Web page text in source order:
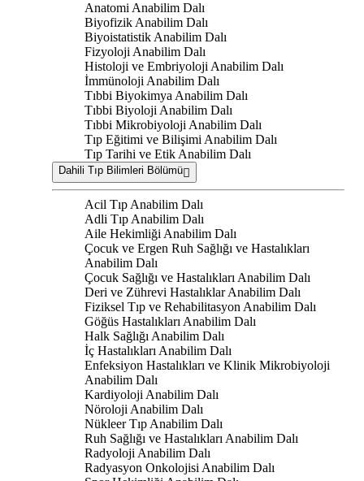
Anatomi Anabilim Dalı
Biyofizik Anabilim Dalı
Biyoistatistik Anabilim Dalı
Fizyoloji Anabilim Dalı
Histoloji ve Embriyoloji Anabilim Dalı
İmmünoloji Anabilim Dalı
Tıbbi Biyokimya Anabilim Dalı
Tıbbi Biyoloji Anabilim Dalı
Tıbbi Mikrobiyoloji Anabilim Dalı
Tıp Eğitimi ve Bilişimi Anabilim Dalı
Tıp Tarihi ve Etik Anabilim Dalı
Dahili Tıp Bilimleri Bölümü
Acil Tıp Anabilim Dalı
Adli Tıp Anabilim Dalı
Aile Hekimliği Anabilim Dalı
Çocuk ve Ergen Ruh Sağlığı ve Hastalıkları
Anabilim Dalı
Çocuk Sağlığı ve Hastalıkları Anabilim Dalı
Deri ve Zührevi Hastalıklar Anabilim Dalı
Fiziksel Tıp ve Rehabilitasyon Anabilim Dalı
Göğüs Hastalıkları Anabilim Dalı
Halk Sağlığı Anabilim Dalı
İç Hastalıkları Anabilim Dalı
Enfeksiyon Hastalıkları ve Klinik Mikrobiyoloji
Anabilim Dalı
Kardiyoloji Anabilim Dalı
Nöroloji Anabilim Dalı
Nükleer Tıp Anabilim Dalı
Ruh Sağlığı ve Hastalıkları Anabilim Dalı
Radyoloji Anabilim Dalı
Radyasyon Onkolojisi Anabilim Dalı